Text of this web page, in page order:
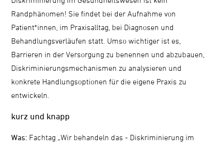
ändern
Schrift
vergrößern
Leichte
Randphänomen! Sie findet bei der Aufnahme von
Patient*innen, im Praxisalltag, bei Diagnosen und
Behandlungsverläufen statt. Umso wichtiger ist es,
Barrieren in der Versorgung zu benennen und abzubauen,
Diskriminierungsmechanismen zu analysieren und
konkrete Handlungsoptionen für die eigene Praxis zu
entwickeln.
kurz und knapp
Was: Fachtag „Wir behandeln das - Diskriminierung im